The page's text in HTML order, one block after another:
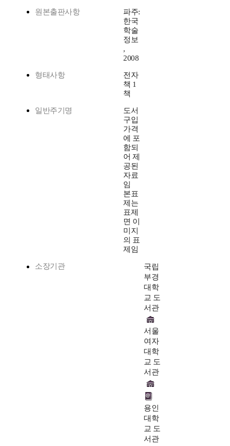
원본출판사항
파주:
한국
학술
정보
,
2008
형태사항
전자
책 1
책
일반주기명
도서
구입
가격
에 포
함되
어 제
공된
자료
임
본표
제는
표제
면 이
미지
의 표
제임
소장기관
국립
부경
대학
교 도
서관
서울
여자
대학
교 도
서관
용인
대학
교 도
서관